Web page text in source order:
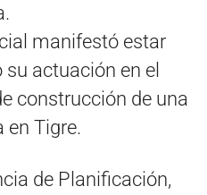
manifestó estar
su actuación en el
construcción de una
en Tigre.
de Planificación,